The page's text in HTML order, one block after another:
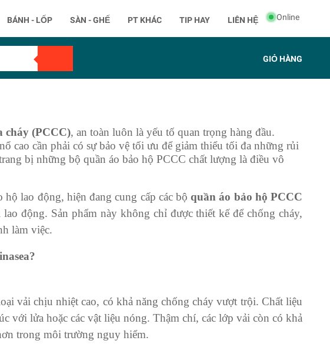
BÁNH - LỐP SÀN - GHẾ PT KHÁC TIP HAY LIÊN HỆ Online
GIỎ HÀNG
cháy (PCCC), an toàn luôn là yếu tố quan trọng hàng đầu.
cao cần phải có sự bảo vệ tối ưu để giảm thiểu tối đa những rủi
bị những bộ quần áo bảo hộ PCCC chất lượng là điều vô
lao động, hiện đang cung cấp các bộquần áo bảo hộ PCCC
động. Sản phẩm này không chỉ được thiết kế để chống cháy,
làm việc.
vải chịu nhiệt cao, có khả năng chống cháy vượt trội. Chất liệu
với lửa hoặc các vật liệu nóng. Thậm chí, các lớp vải còn có khả
trong môi trường nguy hiểm.